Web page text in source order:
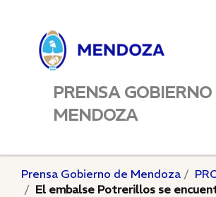
PRENSA GOBIERNO
MENDOZA
Prensa Gobierno de Mendoza
El embalse Potrerillos se